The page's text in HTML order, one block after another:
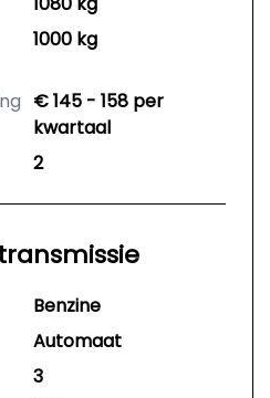
1000 kg
€ 145 - 158 per
kwartaal
2
Benzine
Automaat
3